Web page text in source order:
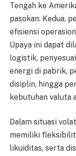
Tengah ke
pasokan. Kedua,
efisiensi
Upaya ini dapat
logistik,
energi di pabrik,
disiplin, hingga
kebutuhan valuta
Dalam situasi
memiliki
likuiditas, serta